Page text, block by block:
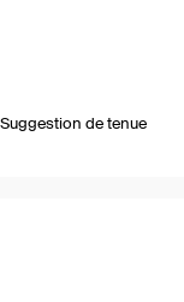
Suggestion de tenue